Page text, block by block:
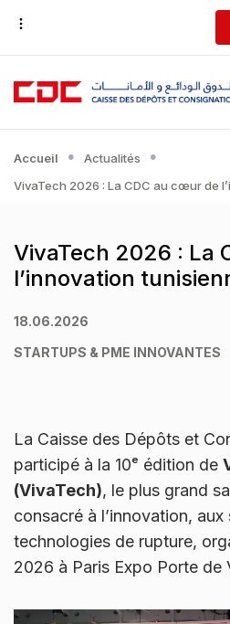
Accueil
Actualités
VivaTech 2026 : La CDC au cœur de
VivaTech 2026 : La
l’innovation
18.06.2026
STARTUPS & PME INNOVANTES
La Caisse des Dépôts et
participé à la 10ᵉ édition de
(VivaTech), le plus grand
consacré à l’innovation,
technologies de rupture,
2026 à Paris Expo Porte de